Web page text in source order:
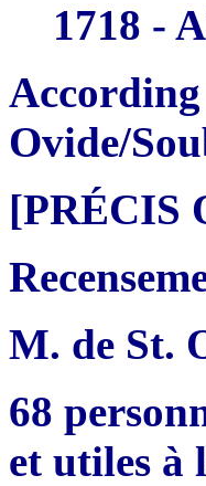
1718 -
Ovide/
[PRÉCIS
M. de St.
68
et utiles à